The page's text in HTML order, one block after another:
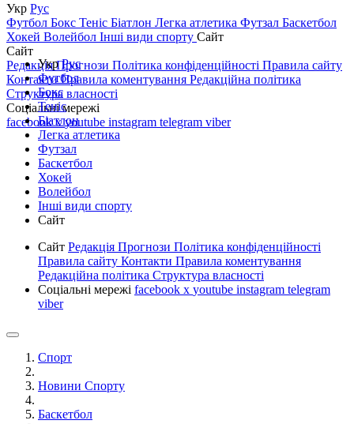
Укр Рус
Футбол Бокс Теніс Біатлон Легка атлетика Футзал Баскетбол
Хокей Волейбол Інші види спорту Сайт
Сайт
РедакціяПрогнози Політика конфіденційності Правила сайту
КонтактиПравила коментування Редакційна політика
Структура власності
Соціальні мережі
facebookxyoutube instagram telegram viber
УкрРус
Футбол
Бокс
Теніс
Біатлон
Легка атлетика
Футзал
Баскетбол
Хокей
Волейбол
Інші види спорту
Сайт
Сайт Редакція Прогнози Політика конфіденційності
Правила сайту Контакти Правила коментування
Редакційна політика Структура власності
Соціальні мережі facebook x youtube instagram telegram
viber
Спорт
Новини Спорту
Баскетбол